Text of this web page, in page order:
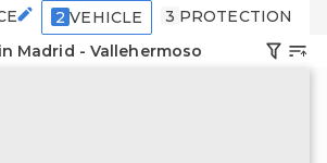
2 VEHICLE 3 PROTECTION
Madrid - Vallehermoso